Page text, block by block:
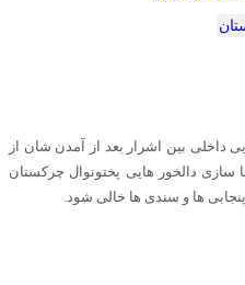
داخلی بین اشرار بعد از آمدن شان از
دالخور هایی پختونوال چرکستان
ها و سندی ها خالی شود.